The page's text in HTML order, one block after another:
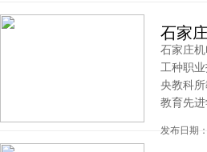
石家
石家庄
工种职
央教科
教育先
发布日期